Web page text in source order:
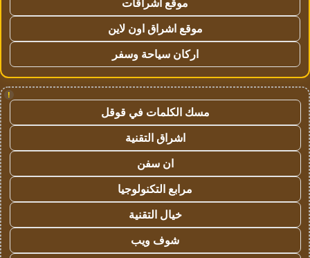
موقع اشراق اون لاين
اركان سياحة وسفر
!
مسك الكلمات في قوقل
اشراق التقنية
ان سفن
مرابع التكنولوجيا
خيال التقنية
شوف ويب